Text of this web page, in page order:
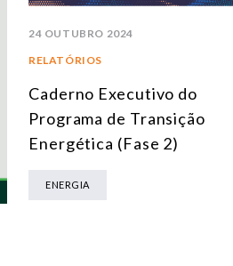
24 OUTUBRO 2024
RELATÓRIOS
Caderno Executivo do
Programa de Transição
Energética (Fase 2)
ENERGIA